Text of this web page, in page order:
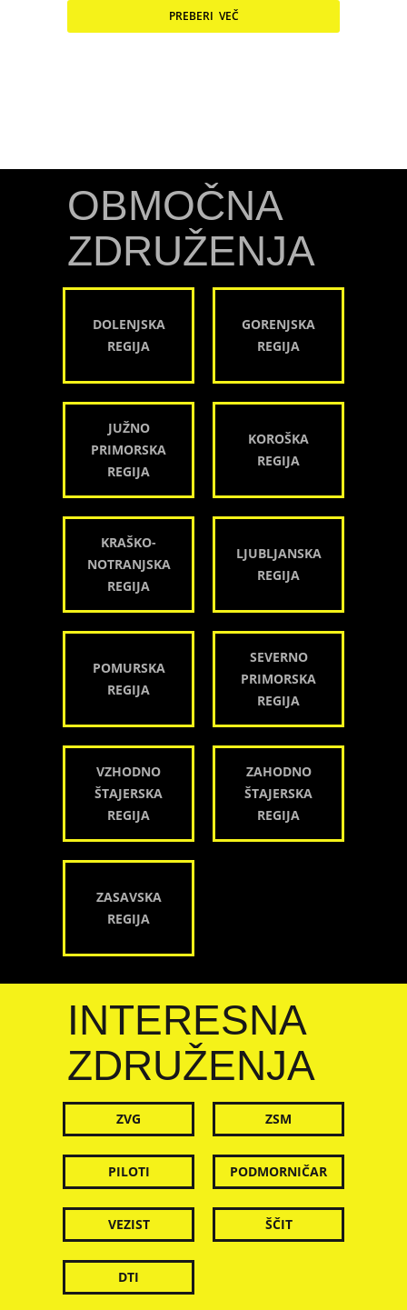
PREBERI VEČ
OBMOČNA
ZDRUŽENJA
DOLENJSKA
REGIJA
GORENJSKA
REGIJA
JUŽNO
PRIMORSKA
REGIJA
KOROŠKA
REGIJA
KRAŠKO-
NOTRANJSKA
REGIJA
LJUBLJANSKA
REGIJA
POMURSKA
REGIJA
SEVERNO
PRIMORSKA
REGIJA
VZHODNO
ŠTAJERSKA
REGIJA
ZAHODNO
ŠTAJERSKA
REGIJA
ZASAVSKA
REGIJA
INTERESNA
ZDRUŽENJA
ZVG ZSM
PILOTI PODMORNIČAR
VEZIST ŠČIT
DTI